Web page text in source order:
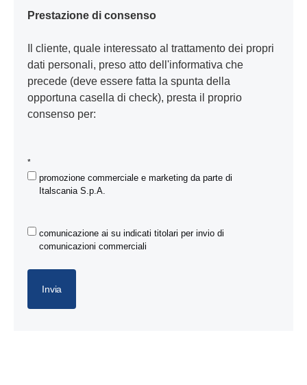
Prestazione di consenso
Il cliente, quale interessato al trattamento dei propri
dati personali, preso atto dell'informativa che
precede (deve essere fatta la spunta della
opportuna casella di check), presta il proprio
consenso per:
*
promozione commerciale e marketing da parte di
Italscania S.p.A.
comunicazione ai su indicati titolari per invio di
comunicazioni commerciali
Invia